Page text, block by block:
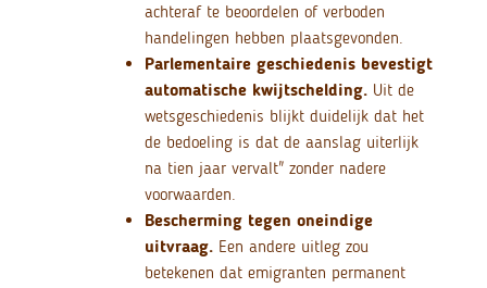
achteraf te beoordelen of verboden
handelingen hebben plaatsgevonden.
Parlementaire geschiedenis bevestigt
automatische kwijtschelding.Uit de
wetsgeschiedenis blijkt duidelijk dat het
de bedoeling is dat de aanslag uiterlijk
na tien jaar vervalt" zonder nadere
voorwaarden.
Bescherming tegen oneindige
uitvraag.Een andere uitleg zou
betekenen dat emigranten permanent